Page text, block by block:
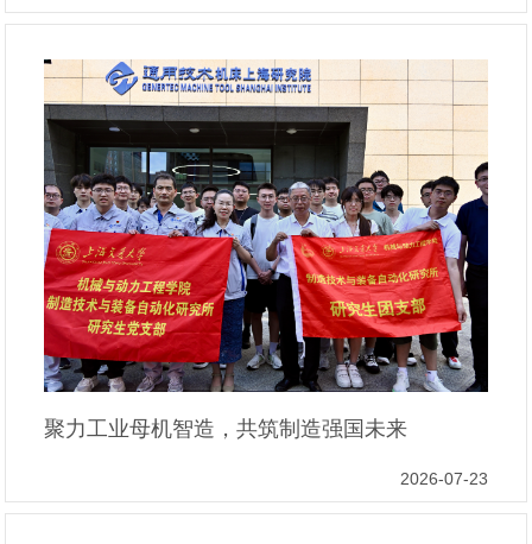
聚力工业母机智造，共筑制造强国未来
2026-07-23